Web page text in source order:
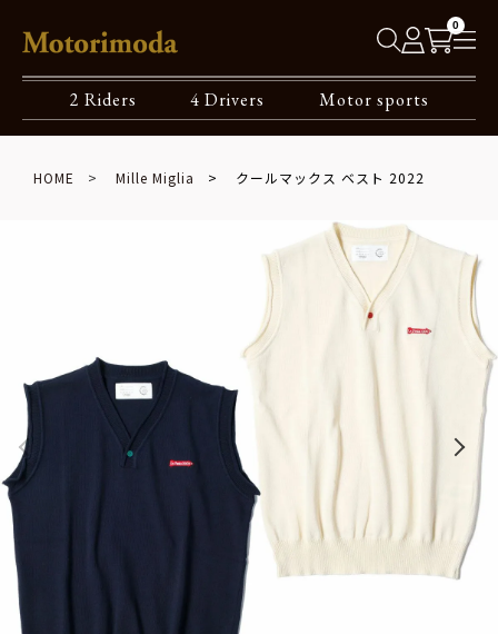
0
2 Riders 4 Drivers Motor sports
HOME Mille Miglia クールマックス ベスト 2022